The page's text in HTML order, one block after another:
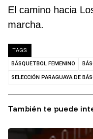
El camino hacia
marcha.
TAGS
BÁSQUETBOL FEMENINO
SELECCIÓN PARAGUAYA DE
También te puede